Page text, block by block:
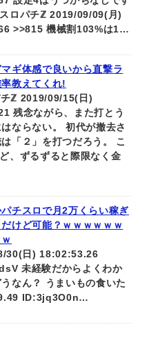
ロパチℤ 2019/09/09(月)
>>815 機械割103%は1…
ギ体感で良いから直撃ラ
教えてくれ!
ℤ 2019/09/15(日)
残念ながら、また打とう
ならない。 初代が撤去さ
「２」を打つだろう。 こ
、ずるずると際限なく金
チスロで月2万くらい稼ぎ
けど可能？ｗｗｗｗｗｗ
30(日) 18:02:53.26
未経験だからよくわか
なん？ うまいもの食いた
ID:3jq3O0n…